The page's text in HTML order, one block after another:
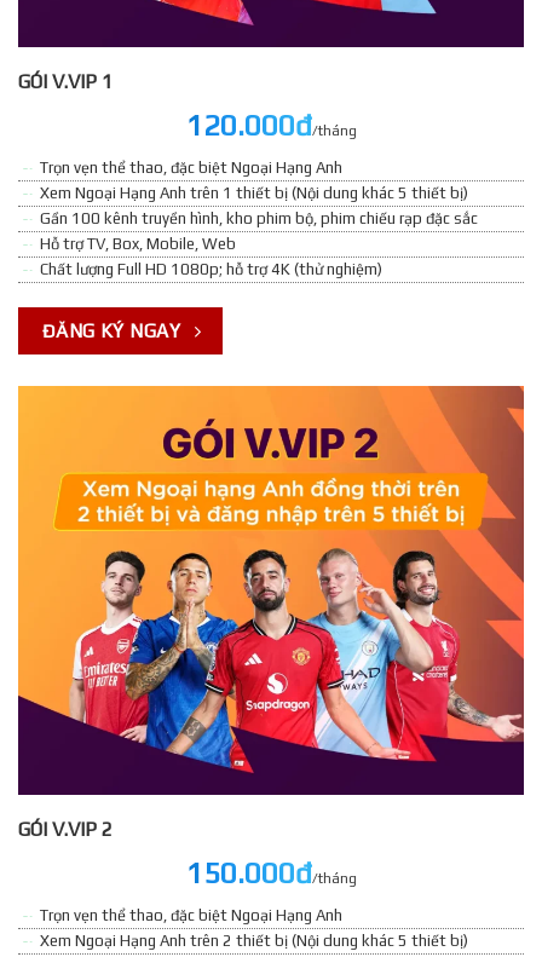
GÓI V.VIP 1
120.000đ/tháng
Trọn vẹn thể thao, đặc biệt Ngoại Hạng Anh
Xem Ngoại Hạng Anh trên 1 thiết bị (Nội dung khác 5 thiết bị)
Gần 100 kênh truyền hình, kho phim bộ, phim chiếu rạp đặc sắc
Hỗ trợ TV, Box, Mobile, Web
Chất lượng Full HD 1080p; hỗ trợ 4K (thử nghiệm)
ĐĂNG KÝ NGAY
GÓI V.VIP 2
150.000đ/tháng
Trọn vẹn thể thao, đặc biệt Ngoại Hạng Anh
Xem Ngoại Hạng Anh trên 2 thiết bị (Nội dung khác 5 thiết bị)